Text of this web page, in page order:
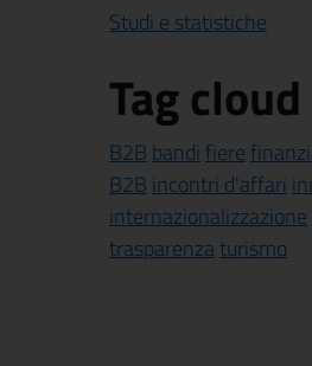
Studi e statistiche
Tag cloud
B2B bandi fiere
B2B incontri d'affari
internazionalizzazione
trasparenzaturismo